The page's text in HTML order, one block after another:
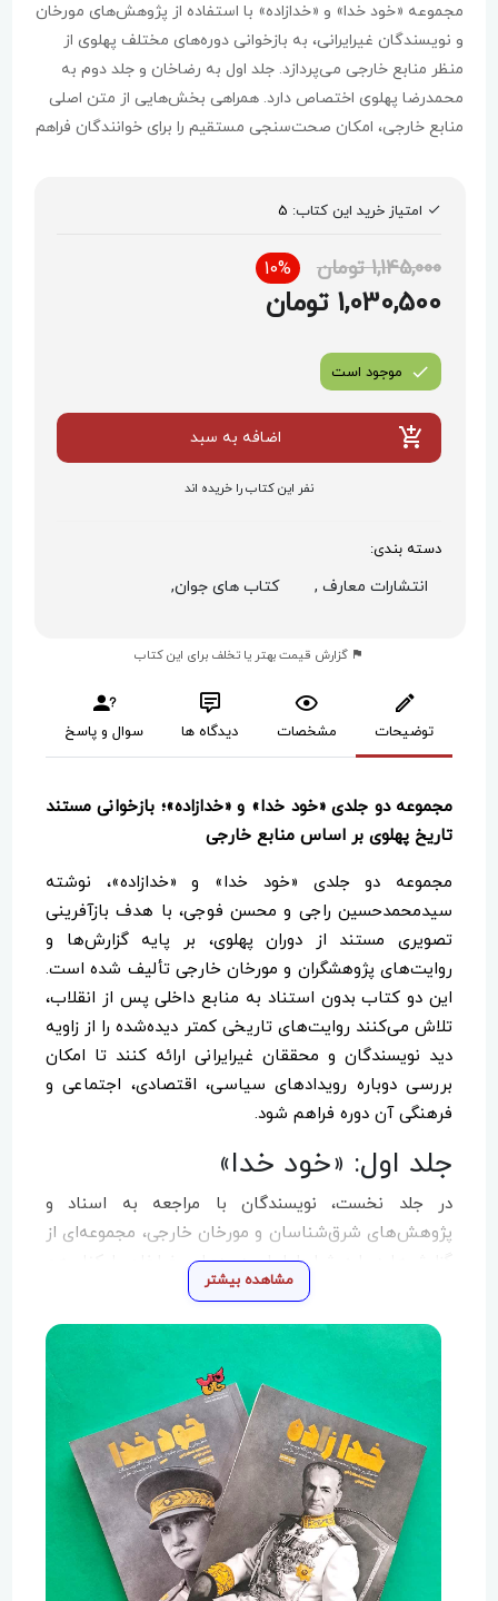
مجموعه «خود خدا» و «خدازاده» با استفاده از پژوهش‌های مورخان
و نویسندگان غیرایرانی، به بازخوانی دوره‌های مختلف پهلوی از
منظر منابع خارجی می‌پردازد. جلد اول به رضاخان و جلد دوم به
محمدرضا پهلوی اختصاص دارد. همراهی بخش‌هایی از متن اصلی
منابع خارجی، امکان صحت‌سنجی مستقیم را برای خوانندگان فراهم
امتیاز خرید این کتاب: 5
1,145,000 تومان 10%
1,030,500 تومان
موجود است
اضافه به سبد
نفر این کتاب را خریده اند
دسته بندی:
انتشارات معارف , کتاب های جوان,
گزارش قیمت بهتر یا تخلف برای این کتاب
توضیحات مشخصات دیدگاه ها سوال و پاسخ
مجموعه دو جلدی «خود خدا» و «خدازاده»؛ بازخوانی مستند
تاریخ پهلوی بر اساس منابع خارجی
مجموعه دو جلدی «خود خدا» و «خدازاده»، نوشته
سیدمحمدحسین راجی و محسن فوجی، با هدف بازآفرینی
تصویری مستند از دوران پهلوی، بر پایه گزارش‌ها و
روایت‌های پژوهشگران و مورخان خارجی تألیف شده است.
این دو کتاب بدون استناد به منابع داخلی پس از انقلاب،
تلاش می‌کنند روایت‌های تاریخی کمتر دیده‌شده را از زاویه
دید نویسندگان و محققان غیرایرانی ارائه کنند تا امکان
بررسی دوباره رویدادهای سیاسی، اقتصادی، اجتماعی و
فرهنگی آن دوره فراهم شود.
جلد اول: «خود خدا»
در جلد نخست، نویسندگان با مراجعه به اسناد و
پژوهش‌های شرق‌شناسان و مورخان خارجی، مجموعه‌ای از
گزارش‌ها درباره شرایط ایران در دوران رضاخان را کنار هم
قرار داده‌اند. این کتاب بخش‌هایی از وضعیت اقتصادی،
ساختار حکومتی، مناسبات سیاسی و شرایط اجتماعی
ایران آن زمان را از نگاه منابع خارجی بازتاب می‌دهد.
ضمیمه بودن بخش‌هایی از متن اصلی
مورخان خارجیاست؛ امکانی که به خواننده اجازه می‌دهد
مستقیماً با روایت‌های اصلی روبه‌رو شود و صحت و دقت
داده‌ها را خود بررسی کند.
جلد دوم: «خدازاده»
جلد دوم مجموعه به زندگی محمدرضا پهلوی و روایت‌های
مشاهده بیشتر